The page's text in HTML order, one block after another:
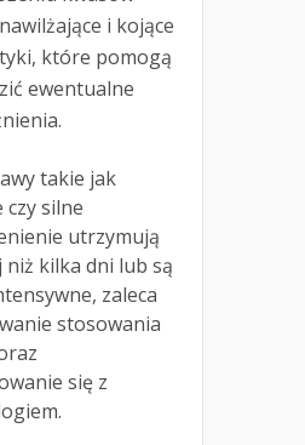
i kojące
które pomogą
ewentualne
takie jak
czy silne
utrzymują
niż kilka dni lub są
zaleca
stosowania
się z